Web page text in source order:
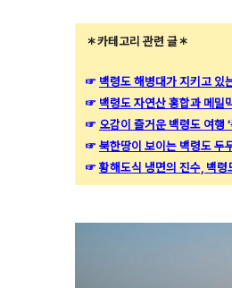
＊카테고리 관련 글＊
☞ 백령도 해병대가 지키고 있
☞ 백령도 자연산 홍합과 메밀
☞ 오감이 즐거운 백령도 여행
☞북한땅이 보이는 백령도 두
☞황해도식 냉면의 진수, 백령